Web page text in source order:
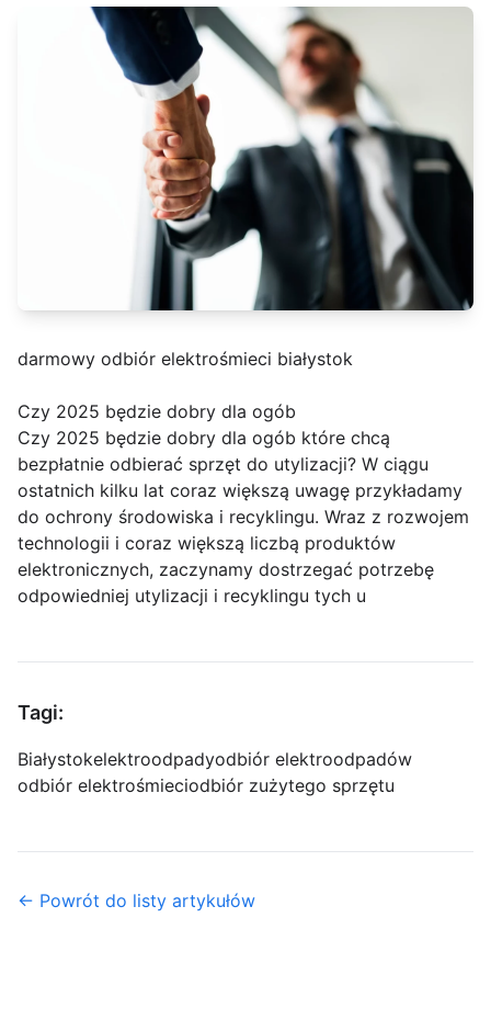
darmowy odbiór elektrośmieci białystok
Czy 2025 będzie dobry dla ogób
Czy 2025 będzie dobry dla ogób które chcą
bezpłatnie odbierać sprzęt do utylizacji? W ciągu
ostatnich kilku lat coraz większą uwagę przykładamy
do ochrony środowiska i recyklingu. Wraz z rozwojem
technologii i coraz większą liczbą produktów
elektronicznych, zaczynamy dostrzegać potrzebę
odpowiedniej utylizacji i recyklingu tych u
Tagi:
Białystokelektroodpadyodbiór elektroodpadów
odbiór elektrośmieciodbiór zużytego sprzętu
← Powrót do listy artykułów